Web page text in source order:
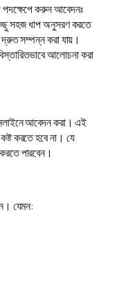
করুন আবেদনঃ
সহজ ধাপ অনুসরণ করতে
সম্পন্ন করা যায়।
আলোচনা করা
আবেদন করা। এই
করতে হবে না। যে
পারবেন।
যেমন: